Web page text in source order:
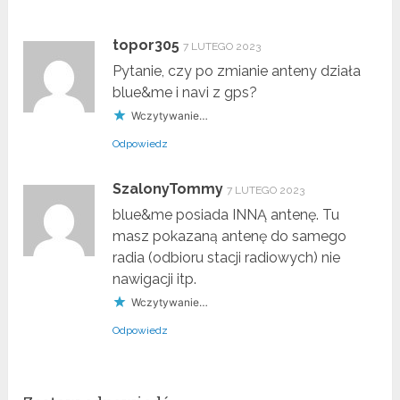
topor305 7 LUTEGO 2023
Pytanie, czy po zmianie anteny działa
blue&me i navi z gps?
Wczytywanie…
Odpowiedz
SzalonyTommy 7 LUTEGO 2023
blue&me posiada INNĄ antenę. Tu
masz pokazaną antenę do samego
radia (odbioru stacji radiowych) nie
nawigacji itp.
Wczytywanie…
Odpowiedz